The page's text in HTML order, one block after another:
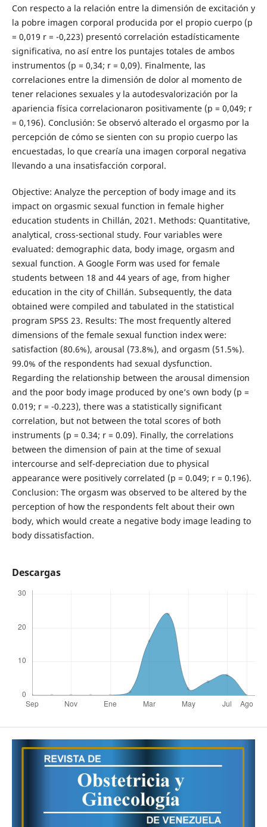
Con respecto a la relación entre la dimensión de excitación y
la pobre imagen corporal producida por el propio cuerpo (p
= 0,019 r = -0,223) presentó correlación estadísticamente
significativa, no así entre los puntajes totales de ambos
instrumentos (p = 0,34; r = 0,09). Finalmente, las
correlaciones entre la dimensión de dolor al momento de
tener relaciones sexuales y la autodesvalorización por la
apariencia física correlacionaron positivamente (p = 0,049; r
= 0,196). Conclusión: Se observó alterado el orgasmo por la
percepción de cómo se sienten con su propio cuerpo las
encuestadas, lo que crearía una imagen corporal negativa
llevando a una insatisfacción corporal.
Objective: Analyze the perception of body image and its
impact on orgasmic sexual function in female higher
education students in Chillán, 2021. Methods: Quantitative,
analytical, cross-sectional study. Four variables were
evaluated: demographic data, body image, orgasm and
sexual function. A Google Form was used for female
students between 18 and 44 years of age, from higher
education in the city of Chillán. Subsequently, the data
obtained were compiled and tabulated in the statistical
program SPSS 23. Results: The most frequently altered
dimensions of the female sexual function index were:
satisfaction (80.6%), arousal (73.8%), and orgasm (51.5%).
99.0% of the respondents had sexual dysfunction.
Regarding the relationship between the arousal dimension
and the poor body image produced by one’s own body (p =
0.019; r = -0.223), there was a statistically significant
correlation, but not between the total scores of both
instruments (p = 0.34; r = 0.09). Finally, the correlations
between the dimension of pain at the time of sexual
intercourse and self-depreciation due to physical
appearance were positively correlated (p = 0.049; r = 0.196).
Conclusion: The orgasm was observed to be altered by the
perception of how the respondents felt about their own
body, which would create a negative body image leading to
body dissatisfaction.
Descargas